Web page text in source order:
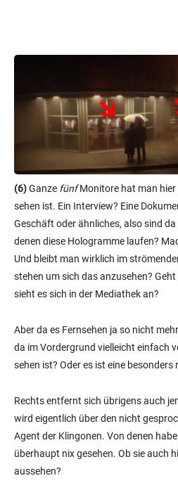
(6)Ganze fünfMonitore hat man hier
sehen ist. Ein Interview? Eine
Geschäft oder ähnliches, also sind
denen diese Hologramme laufen?
Und bleibt man wirklich im
stehen um sich das anzusehen?
sieht es sich in der Mediathek an?
Aber da es Fernsehen ja so nicht
da im Vordergrund vielleicht einfach
sehen ist? Oder es ist eine besonders
Rechts entfernt sich übrigens auch
wird eigentlich über den nicht
Agent der Klingonen. Von denen
überhaupt nix gesehen. Ob sie auch
aussehen?